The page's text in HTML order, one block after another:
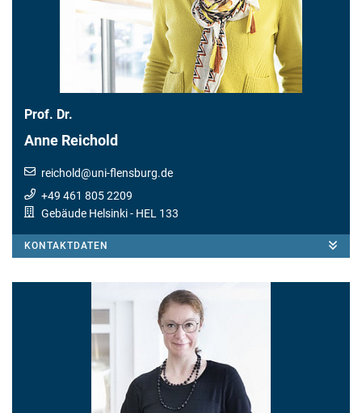
Prof. Dr.
Anne Reichold
reichold@uni-flensburg.de
+49 461 805 2209
Gebäude Helsinki- HEL 133
KONTAKTDATEN